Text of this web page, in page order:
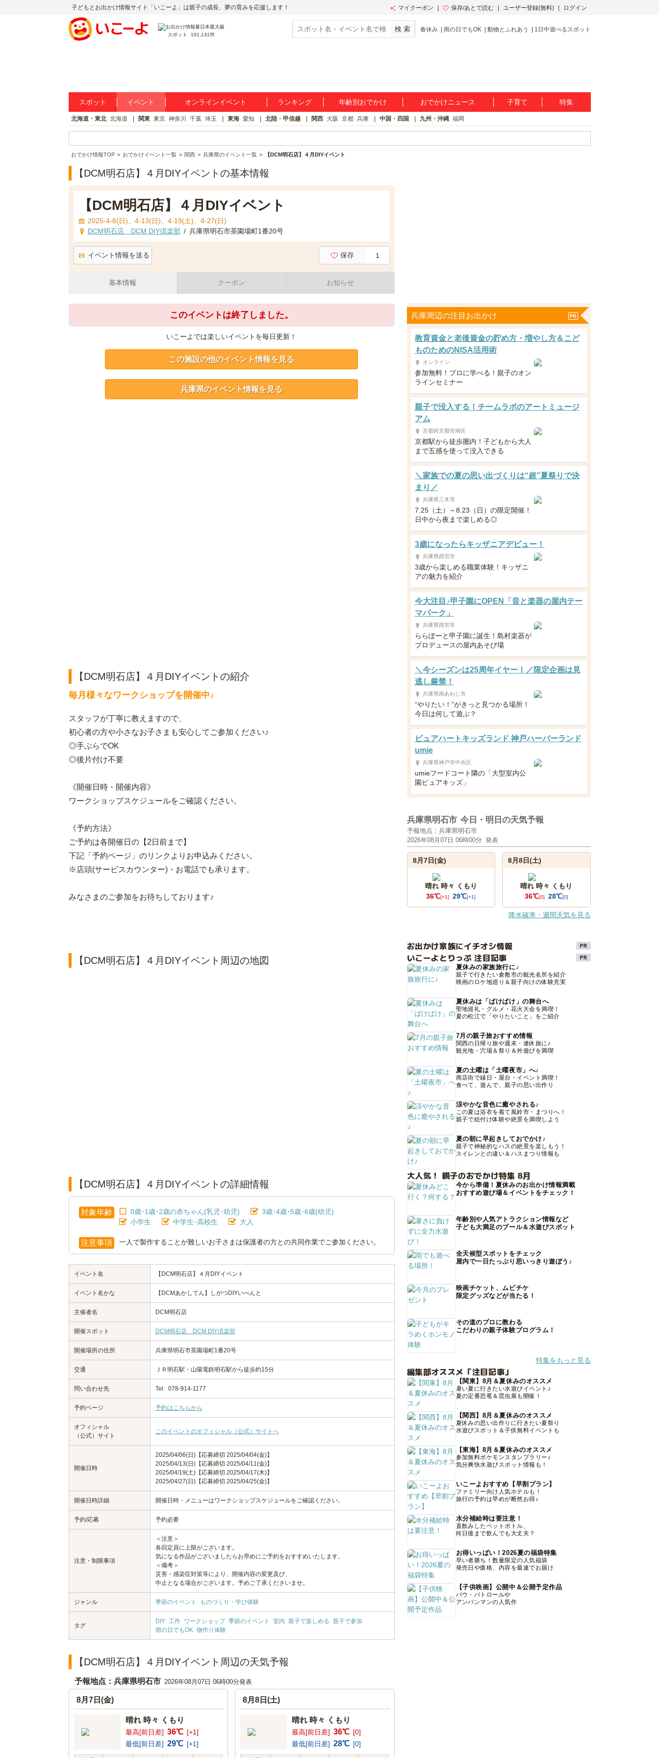
子どもとお出かけ情報サイト「いこーよ」は親子の成長、夢の育みを応援します！ マイクーポン 保存/あとで読む ユーザー登録(無料) ログイン
スポット 101,131件
春休み 雨の日でもOK 動物とふれあう 1日中遊べるスポット
スポット イベント オンラインイベント ランキング 年齢別おでかけ おでかけニュース 子育て 特集
北海道・東北 北海道 関東 東京 神奈川 千葉 埼玉 東海 愛知 北陸・甲信越 関西 大阪 京都 兵庫 中国・四国 九州・沖縄 福岡
おでかけ情報TOP おでかけイベント一覧 関西 兵庫県のイベント一覧 【DCM明石店】４月DIYイベント
【DCM明石店】４月DIYイベントの基本情報
【DCM明石店】４月DIYイベント
2025-4-6(日)、4-13(日)、4-19(土)、4-27(日)
DCM明石店 DCM DIY倶楽部 / 兵庫県明石市茶園場町1番20号
イベント情報を送る 保存 1
基本情報 クーポン お知らせ
このイベントは終了しました。
いこーよでは楽しいイベントを毎日更新！
この施設の他のイベント情報を見る
兵庫県のイベント情報を見る
【DCM明石店】４月DIYイベントの紹介
毎月様々なワークショップを開催中♪
スタッフが丁寧に教えますので、
初心者の方や小さなお子さまも安心してご参加ください♪
◎手ぶらでOK
◎後片付け不要
《開催日時・開催内容》
ワークショップスケジュールをご確認ください。
《予約方法》
ご予約は各開催日の【2日前まで】
下記「予約ページ」のリンクよりお申込みください。
※店頭(サービスカウンター)・お電話でも承ります。
みなさまのご参加をお待ちしております♪
【DCM明石店】４月DIYイベント周辺の地図
【DCM明石店】４月DIYイベントの詳細情報
対象年齢 0歳･1歳･2歳の赤ちゃん(乳児･幼児)
3歳･4歳･5歳･6歳(幼児)
小学生
中学生･高校生 大人
注意事項 一人で製作することが難しいお子さまは保護者の方との共同作業でご参加ください。
イベント名 【DCM明石店】４月DIYイベント
イベント名かな 【DCMあかしてん】しがつDIYいべんと
主催者名 DCM明石店
開催スポット DCM明石店 DCM DIY倶楽部
開催場所の住所 兵庫県明石市茶園場町1番20号
交通 ＪＲ明石駅・山陽電鉄明石駅から徒歩約15分
問い合わせ先 Tel: 078-914-1177
予約ページ 予約はこちらから
オフィシャル
（公式）サイト
このイベントのオフィシャル（公式）サイトへ
開催日時
2025/04/06(日)【応募締切 2025/04/04(金)】
2025/04/13(日)【応募締切 2025/04/11(金)】
2025/04/19(土)【応募締切 2025/04/17(木)】
2025/04/27(日)【応募締切 2025/04/25(金)】
開催日時詳細 開催日時・メニューはワークショップスケジュールをご確認ください。
予約/応募 予約必要
注意・制限事項
＜注意＞
各回定員に上限がございます。
気になる作品がございましたらお早めにご予約をおすすめいたします。
＜備考＞
災害・感染症対策等により、開催内容の変更及び、
中止となる場合がございます。予めご了承くださいませ。
ジャンル 季節のイベント ものづくり・学び体験
タグ
DIY 工作 ワークショップ 季節のイベント 室内 親子で楽しめる 親子で参加
雨の日でもOK 物作り体験
【DCM明石店】４月DIYイベント周辺の天気予報
予報地点：兵庫県明石市 2026年08月07日 06時00分発表
8月7日(金)
晴れ 時々 くもり
最高[前日差] 36℃ [+1]
最低[前日差] 29℃ [+1]
8月8日(土)
晴れ 時々 くもり
最高[前日差] 36℃ [0]
最低[前日差] 28℃ [0]
兵庫周辺の注目お出かけ
教育資金と老後資金の貯め方・増やし方＆こど
ものためのNISA活用術
オンライン
参加無料！プロに学べる！親子のオン
ラインセミナー
親子で没入する！チームラボのアートミュージ
アム
京都府京都市南区
京都駅から徒歩圏内！子どもから大人
まで五感を使って没入できる
＼家族での夏の思い出づくりは“超”夏祭りで決
まり／
兵庫県三木市
7.25（土）～8.23（日）の限定開催！
日中から夜まで楽しめる◎
3歳になったらキッザニアデビュー！
兵庫県西宮市
3歳から楽しめる職業体験！キッザニ
アの魅力を紹介
今大注目♪甲子園にOPEN「音と楽器の屋内テー
マパーク」
兵庫県西宮市
ららぽーと甲子園に誕生！島村楽器が
プロデュースの屋内あそび場
＼今シーズンは25周年イヤー！／限定企画は見
逃し厳禁！
兵庫県南あわじ市
“やりたい！”がきっと見つかる場所！
今日は何して遊ぶ？
ピュアハートキッズランド 神戸ハーバーランド
umie
兵庫県神戸市中央区
umieフードコート隣の「大型室内公
園ピュアキッズ」
兵庫県明石市 今日・明日の天気予報
予報地点：兵庫県明石市
2026年08月07日 06時00分 発表
8月7日(金)
晴れ 時々 くもり
36℃[+1] 29℃[+1]
8月8日(土)
晴れ 時々 くもり
36℃[0] 28℃[0]
降水確率・週間天気を見る
お出かけ家族にイチオシ情報
いこーよとりっぷ 注目記事
夏休みの家族旅行に♪
親子で行きたい倉敷市の観光名所を紹介
映画のロケ地巡り＆親子向けの体験充実
夏休みは「ばけばけ」の舞台へ
聖地巡礼・グルメ・花火大会を満喫！
夏の松江で「やりたいこと」をご紹介
7月の親子旅おすすめ情報
関西の日帰り旅や週末・連休旅に♪
観光地・穴場＆祭り＆外遊びを満喫
夏の土曜は「土曜夜市」へ♪
商店街で縁日・屋台・イベント満喫！
食べて、遊んで、親子の思い出作り
涼やかな音色に癒やされる♪
この夏は浴衣を着て風鈴市・まつりへ！
親子で絵付け体験や絶景を満喫しよう
夏の朝に早起きしておでかけ♪
親子で神秘的なハスの絶景を楽しもう！
スイレンとの違い＆ハスまつり情報も
大人気！ 親子のおでかけ特集 8月
今から準備！夏休みのお出かけ情報満載
おすすめ遊び場＆イベントをチェック！
年齢別や人気アトラクション情報など
子ども大満足のプール＆水遊びスポット
全天候型スポットをチェック
屋内で一日たっぷり思いっきり遊ぼう♪
映画チケット、ムビチケ
限定グッズなどが当たる！
その道のプロに教わる
こだわりの親子体験プログラム！
特集をもっと見る
編集部オススメ「注目記事」
【関東】8月＆夏休みのオススメ
暑い夏に行きたい水遊びイベント♪
夏の定番恐竜＆昆虫展も開催！
【関西】8月＆夏休みのオススメ
夏休みの思い出作りに行きたい夏祭り
水遊びスポット＆子供無料イベントも
【東海】8月＆夏休みのオススメ
参加無料ポケモンスタンプラリー♪
気分爽快水遊びスポット情報も！
いこーよおすすめ【早割プラン】
ファミリー向け人気ホテルも！
旅行の予約は早めが断然お得♪
水分補給時は要注意！
直飲みしたペットボトル、
何日後まで飲んでも大丈夫？
お得いっぱい！2026夏の福袋特集
早い者勝ち！数量限定の人気福袋
発売日や価格、内容を最速でお届け
【子供映画】公開中＆公開予定作品
パウ・パトロールや
アンパンマンの人気作